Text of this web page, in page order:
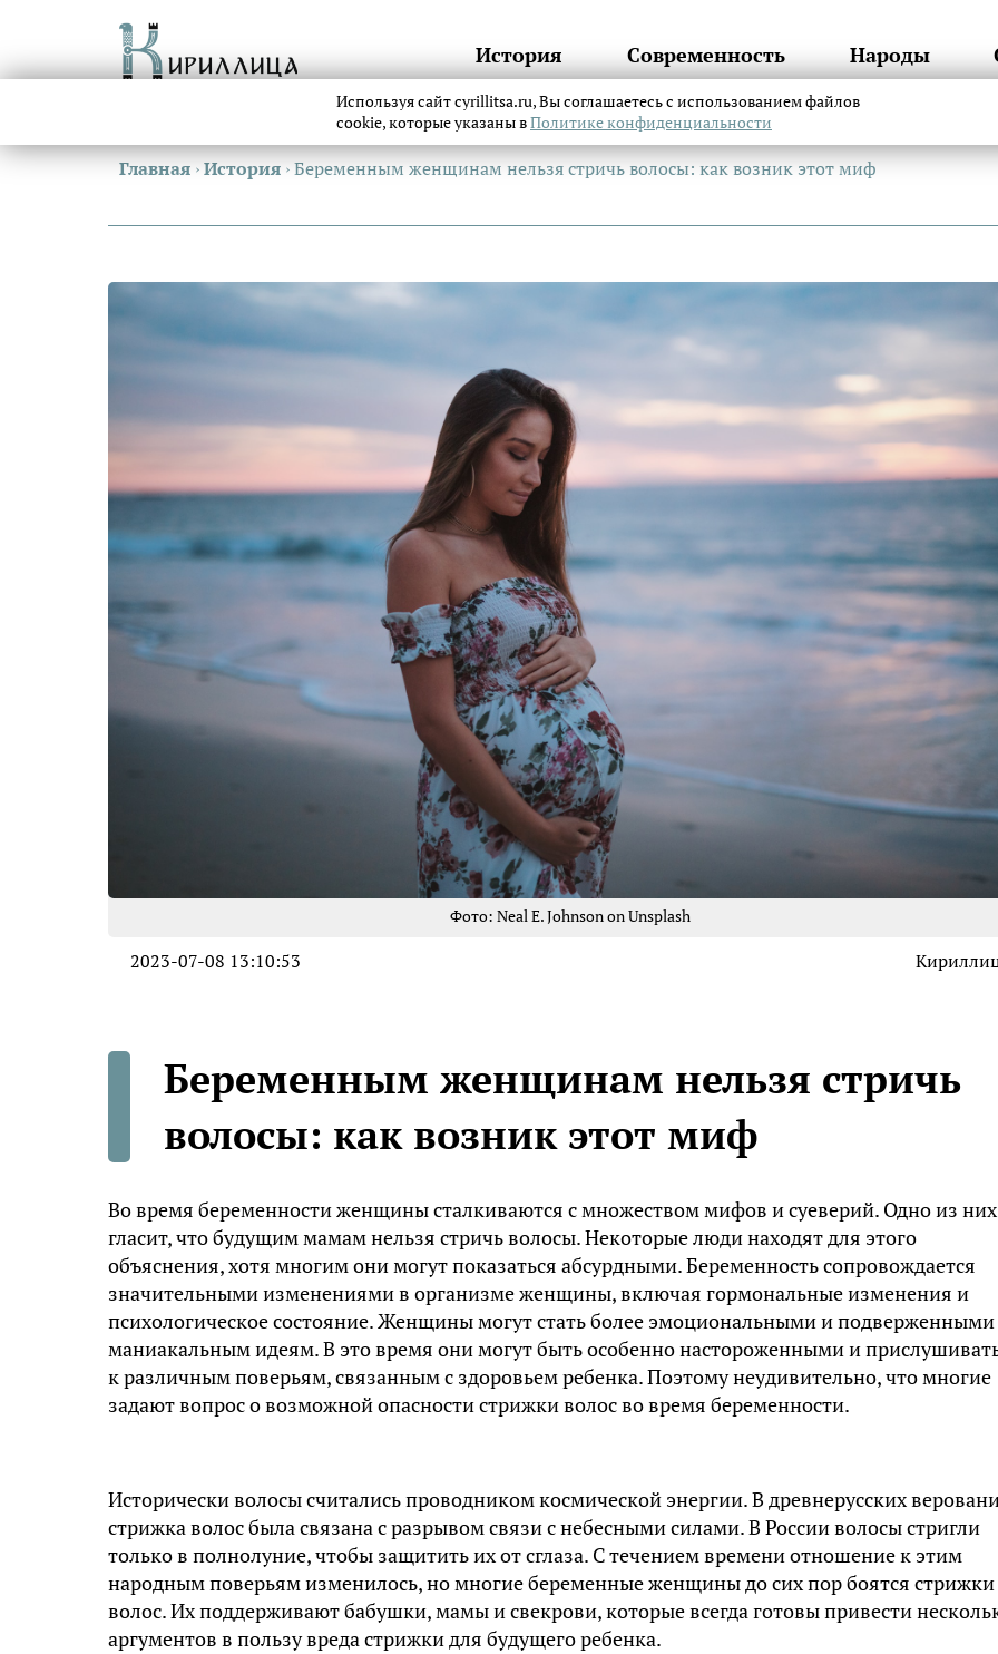
История Современность Народы
Главная ›История ›Беременным женщинам нельзя стричь волосы: как возник этот миф
Фото: Neal E. Johnson on Unsplash
2023-07-08 13:10:53
Беременным женщинам нельзя стричь
волосы: как возник этот миф
Во время беременности женщины сталкиваются с множеством мифов и суеверий. Одно из них
гласит, что будущим мамам нельзя стричь волосы. Некоторые люди находят для этого
объяснения, хотя многим они могут показаться абсурдными. Беременность сопровождается
значительными изменениями в организме женщины, включая гормональные изменения и
психологическое состояние. Женщины могут стать более эмоциональными и подверженными
маниакальным идеям. В это время они могут быть особенно настороженными и
к различным поверьям, связанным с здоровьем ребенка. Поэтому неудивительно, что многие
задают вопрос о возможной опасности стрижки волос во время беременности.
Исторически волосы считались проводником космической энергии. В древнерусских
стрижка волос была связана с разрывом связи с небесными силами. В России волосы стригли
только в полнолуние, чтобы защитить их от сглаза. С течением времени отношение к этим
народным поверьям изменилось, но многие беременные женщины до сих пор боятся стрижки
волос. Их поддерживают бабушки, мамы и свекрови, которые всегда готовы привести
аргументов в пользу вреда стрижки для будущего ребенка.
Используя сайт cyrillitsa.ru, Вы соглашаетесь с использованием файлов
cookie, которые указаны вПолитике конфиденциальности